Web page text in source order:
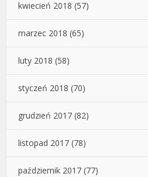
kwiecień 2018 (57)
marzec 2018 (65)
luty 2018 (58)
styczeń 2018 (70)
grudzień 2017 (82)
listopad 2017 (78)
październik 2017 (77)